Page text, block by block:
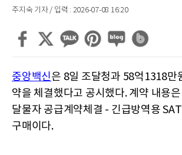
주지숙 기자 / 입력 : 2026-07-08 16:20
중앙백신은 8일 조달청과 58억1318만
약을 체결했다고 공시했다. 계약 내용
달물자 공급계약체결 - 긴급방역용
구매이다.